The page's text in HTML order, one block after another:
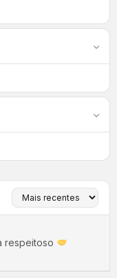
respeitoso